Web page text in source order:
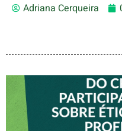
Adriana Cerqueira